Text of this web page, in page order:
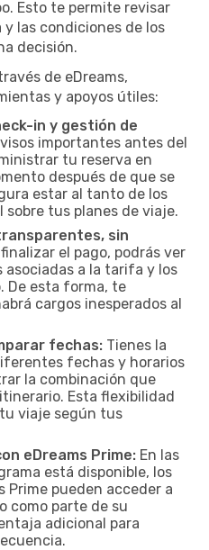
Esto te permite revisar
y las condiciones de los
decisión.
de eDreams,
y apoyos útiles:
in y gestión de
importantes antes del
tu reserva en
después de que se
estar al tanto de los
tus planes de viaje.
sin
el pago, podrás ver
asociadas a la tarifa y los
De esta forma, te
cargos inesperados al
fechas: Tienes la
fechas y horarios
la combinación que
Esta flexibilidad
viaje según tus
eDreams Prime: En las
está disponible, los
Prime pueden acceder a
como parte de su
adicional para